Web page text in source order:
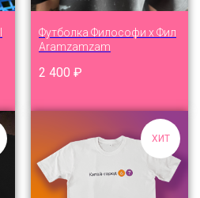
Футболка Философи x Фил
Aramzamzam
2 400 ₽
ХИТ